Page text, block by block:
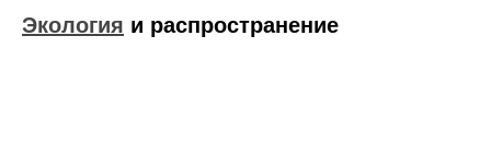
Экология и распространение